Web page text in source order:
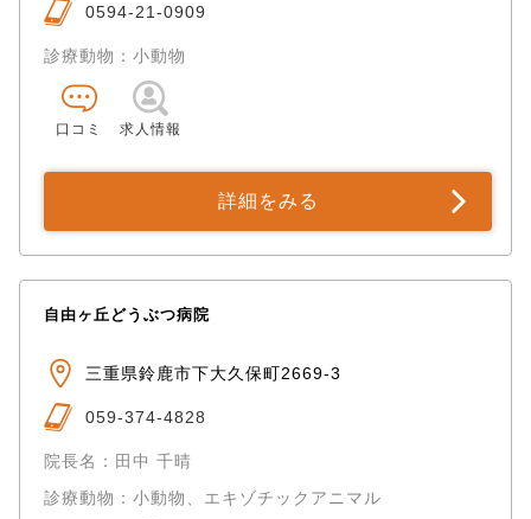
0594-21-0909
診療動物：小動物
口コミ 求人情報
詳細をみる
自由ヶ丘どうぶつ病院
三重県鈴鹿市下大久保町2669-3
059-374-4828
院長名：田中 千晴
診療動物：小動物、エキゾチックアニマル